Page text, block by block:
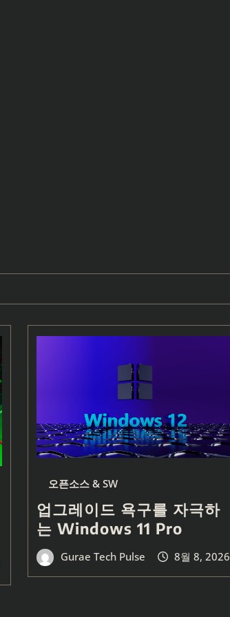
오픈소스 & SW
업그레이드 욕구를 자극하
는 Windows 11 Pro
Gurae Tech Pulse 8월 8, 2026